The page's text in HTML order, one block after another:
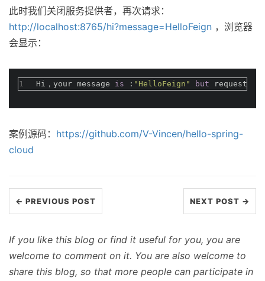
此时我们关闭服务提供者，再次请求：
http://localhost:8765/hi?message=HelloFeign ，浏览器
会显示：
1 Hi，your message is : "HelloFeign" but request
案例源码： https://github.com/V-Vincen/hello-spring-
cloud
← PREVIOUS POST NEXT POST →
If you like this blog or find it useful for you, you are
welcome to comment on it. You are also welcome to
share this blog, so that more people can participate in